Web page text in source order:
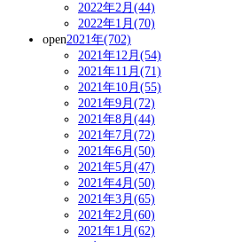
2022年2月(44)
2022年1月(70)
open2021年(702)
2021年12月(54)
2021年11月(71)
2021年10月(55)
2021年9月(72)
2021年8月(44)
2021年7月(72)
2021年6月(50)
2021年5月(47)
2021年4月(50)
2021年3月(65)
2021年2月(60)
2021年1月(62)